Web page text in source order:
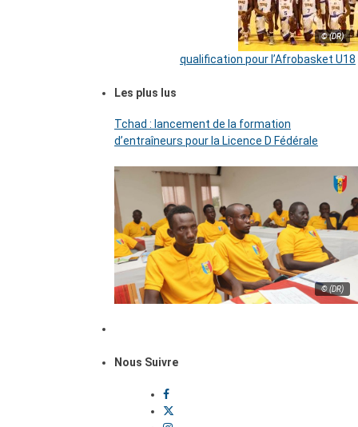
© (DR)
qualification pour l’Afrobasket U18
Les plus lus
Tchad : lancement de la formation
d’entraîneurs pour la Licence D Fédérale
© (DR)
Nous Suivre